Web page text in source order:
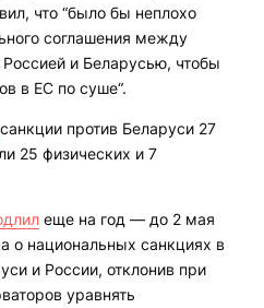
что “было бы неплохо
соглашения между
и Беларусью, чтобы
в ЕС по суше“.
санкции против Беларуси 27
25 физических и 7
еще на год — до 2 мая
о национальных санкциях в
и России, отклонив при
уравнять